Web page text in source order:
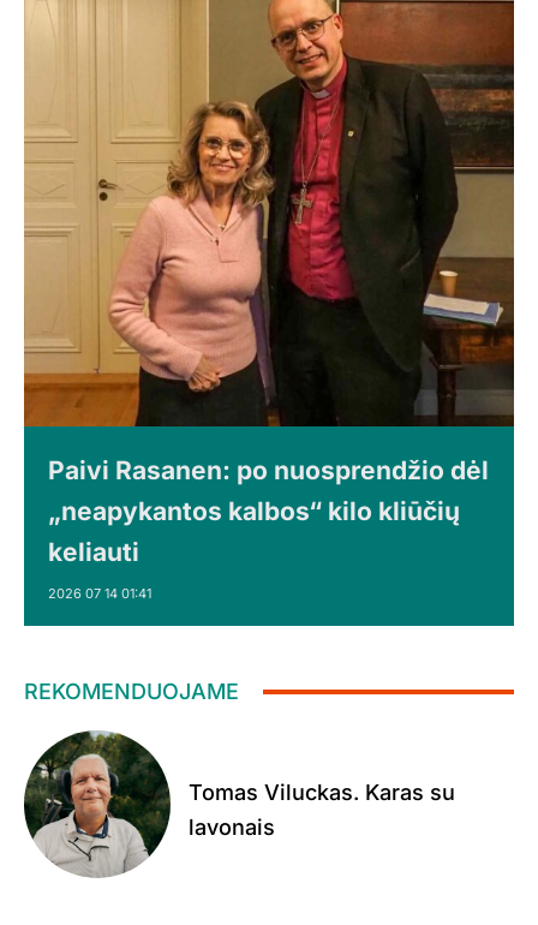
Paivi Rasanen: po nuosprendžio dėl
„neapykantos kalbos“ kilo kliūčių
keliauti
2026 07 14 01:41
REKOMENDUOJAME
Tomas Viluckas. Karas su
lavonais